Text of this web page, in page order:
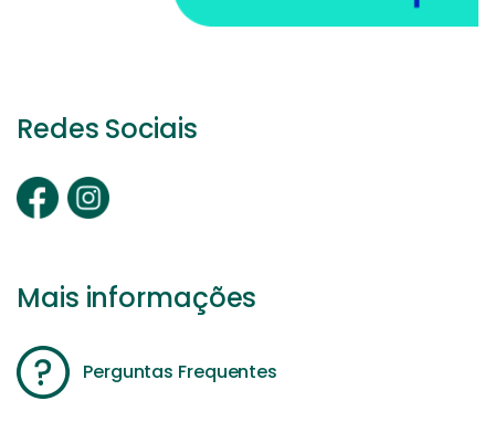
Redes Sociais
Mais informações
Perguntas Frequentes